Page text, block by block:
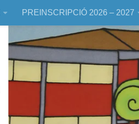
PREINSCRIPCIÓ 2026 – 2027